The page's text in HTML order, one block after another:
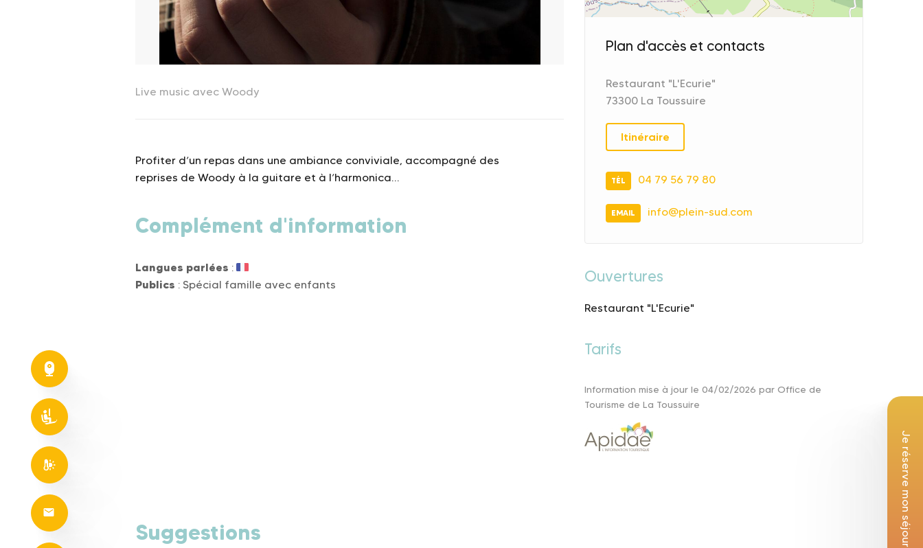
Je réserve mon séjour
Live music avec Woody
Profiter d’un repas dans une ambiance conviviale, accompagné des
reprises de Woody à la guitare et à l’harmonica…
Complément d'information
Langues parlées :
Publics : Spécial famille avec enfants
Plan d'accès et contacts
Restaurant "L'Ecurie"
73300 La Toussuire
Itinéraire
TÉL 04 79 56 79 80
EMAIL info@plein-sud.com
Ouvertures
Restaurant "L'Ecurie"
Tarifs
Information mise à jour le 04/02/2026 par Office de
Tourisme de La Toussuire
Suggestions